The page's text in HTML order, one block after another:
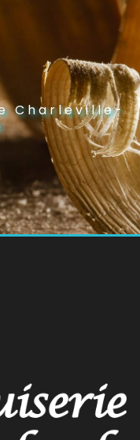
Charleville-